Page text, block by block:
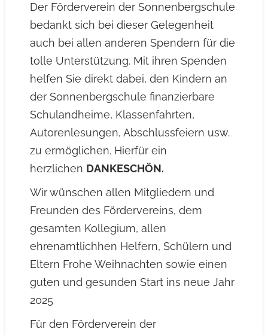
Der Förderverein der Sonnenbergschule
bedankt sich bei dieser Gelegenheit
auch bei allen anderen Spendern für die
tolle Unterstützung. Mit ihren Spenden
helfen Sie direkt dabei, den Kindern an
der Sonnenbergschule finanzierbare
Schulandheime, Klassenfahrten,
Autorenlesungen, Abschlussfeiern usw.
zu ermöglichen. Hierfür ein
herzlichen DANKESCHÖN.
Wir wünschen allen Mitgliedern und
Freunden des Fördervereins, dem
gesamten Kollegium, allen
ehrenamtlichhen Helfern, Schülern und
Eltern Frohe Weihnachten sowie einen
guten und gesunden Start ins neue Jahr
2025
Für den Förderverein der